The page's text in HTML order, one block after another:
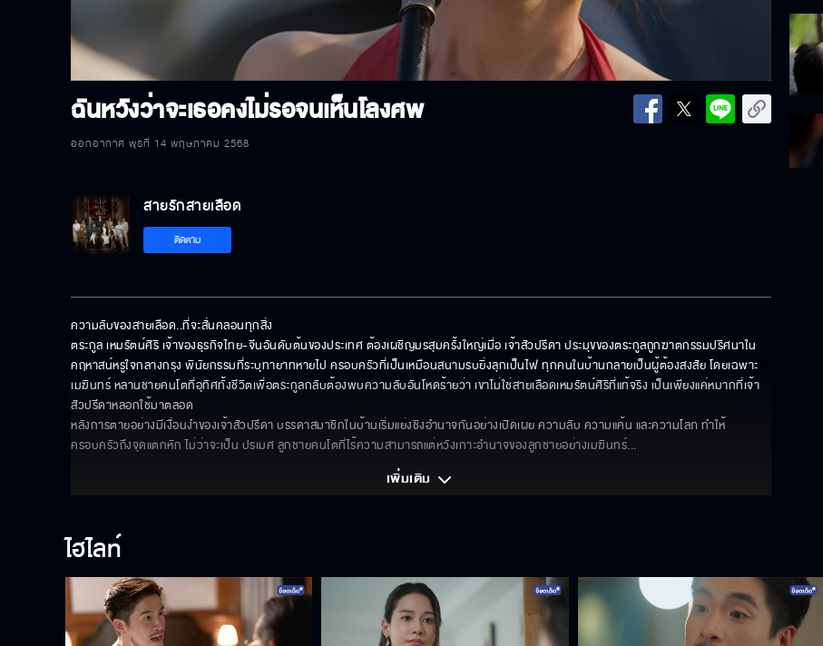
ฉันหวังว่าจะเธอคงไม่รอจนเห็นโลงศพ
ออกอากาศ พุธที่ 14 พฤษภาคม 2568
สายรักสายเลือด
ติดตาม
ความลับของสายเลือด..ที่จะสั่นคลอนทุกสิ่ง
ตระกูล เหมรัตน์ศิริ เจ้าของธุรกิจไทย-จีนอันดับต้นของประเทศ ต้องเผชิญมรสุมครั้งใหญ่เมื่อ เจ้าสัวปรีดา ประมุขของตระกูลถูกฆาตกรรมปริศนาใน
คฤหาสน์หรูใจกลางกรุง พินัยกรรมที่ระบุทายาทหายไป ครอบครัวที่เป็นเหมือนสนามรบยิ่งลุกเป็นไฟ ทุกคนในบ้านกลายเป็นผู้ต้องสงสัย โดยเฉพาะ
เมฆินทร์ หลานชายคนโตที่อุทิศทั้งชีวิตเพื่อตระกูลกลับต้องพบความลับอันโหดร้ายว่า เขาไม่ใช่สายเลือดเหมรัตน์ศิริที่แท้จริง เป็นเพียงแค่หมากที่เจ้า
สัวปรีดาหลอกใช้มาตลอด
หลังการตายอย่างมีเงื่อนงำของเจ้าสัวปรีดา บรรดาสมาชิกในบ้านเริ่มแย่งชิงอำนาจกันอย่างเปิดเผย ความลับ ความแค้น และความโลภ ทำให้
ครอบครัวถึงจุดแตกหัก ไม่ว่าจะเป็น ปรเมศ ลูกชายคนโตที่ไร้ความสามารถแต่หวังเกาะอำนาจของลูกชายอย่างเมฆินทร์...
เพิ่มเติม
ไฮไลท์